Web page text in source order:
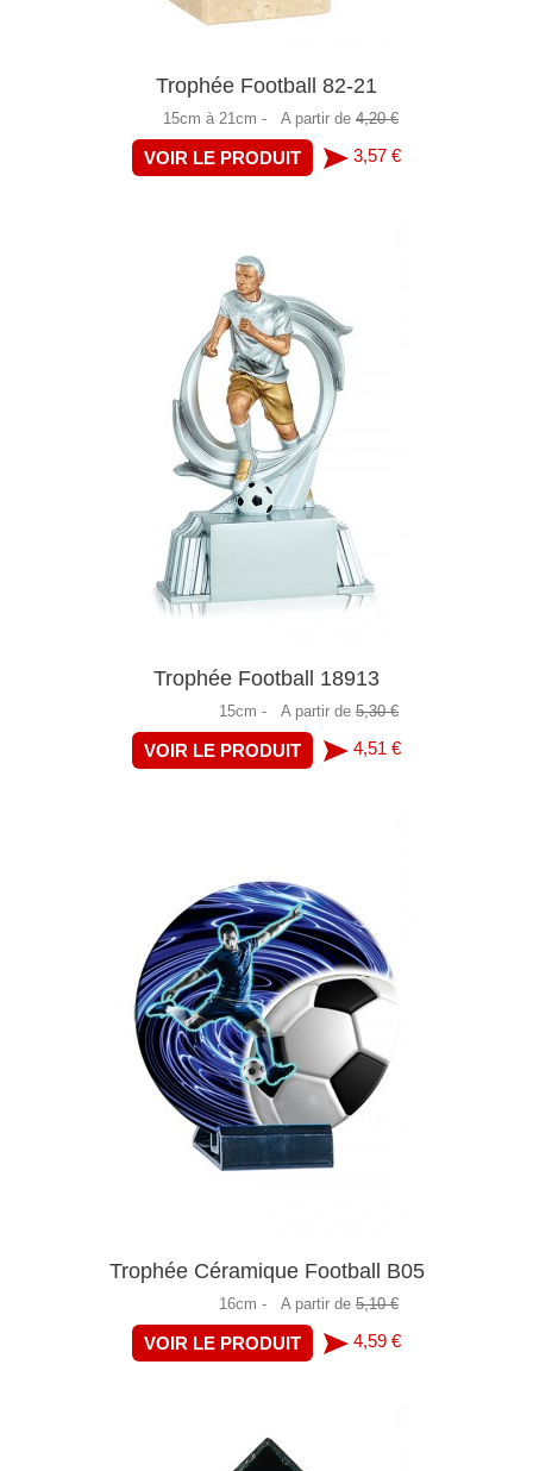
Trophée Football 82-21
15cm à 21cm - A partir de 4,20 €
VOIR LE PRODUIT 3,57 €
Trophée Football 18913
15cm - A partir de 5,30 €
VOIR LE PRODUIT 4,51 €
Trophée Céramique Football B05
16cm - A partir de 5,10 €
VOIR LE PRODUIT 4,59 €